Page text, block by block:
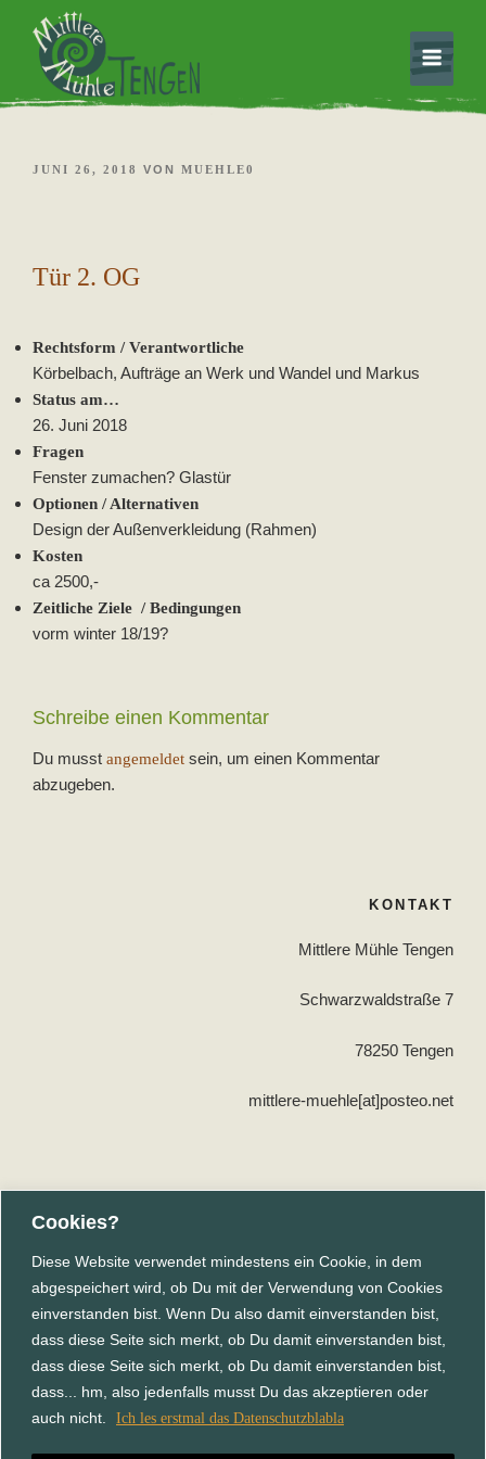
Cookies?
Diese Website verwendet mindestens ein Cookie, in dem
abgespeichert wird, ob Du mit der Verwendung von Cookies
einverstanden bist. Wenn Du also damit einverstanden bist,
dass diese Seite sich merkt, ob Du damit einverstanden bist,
dass diese Seite sich merkt, ob Du damit einverstanden bist,
dass... hm, also jedenfalls musst Du das akzeptieren oder
auch nicht.
Ich les erstmal das Datenschutzblabla
selbstorganisierte, solidarische Gemeinschaft
Mittlere Mühle Tengen
VERÖFFENTLICHT
JUNI 26, 2018 VON MUEHLE0
Tür 2. OG
Rechtsform / Verantwortliche
Körbelbach, Aufträge an Werk und Wandel und Markus
Status am…
26. Juni 2018
Fragen
Fenster zumachen? Glastür
Optionen / Alternativen
Design der Außenverkleidung (Rahmen)
Kosten
ca 2500,-
Zeitliche Ziele / Bedingungen
vorm winter 18/19?
Schreibe einen Kommentar
Du musst angemeldet sein, um einen Kommentar
abzugeben.
KONTAKT
Mittlere Mühle Tengen
Schwarzwaldstraße 7
78250 Tengen
mittlere-muehle[at]posteo.net
Schreibe eine Mail (ohne Betreff/Text) an den
Mühlenverteiler